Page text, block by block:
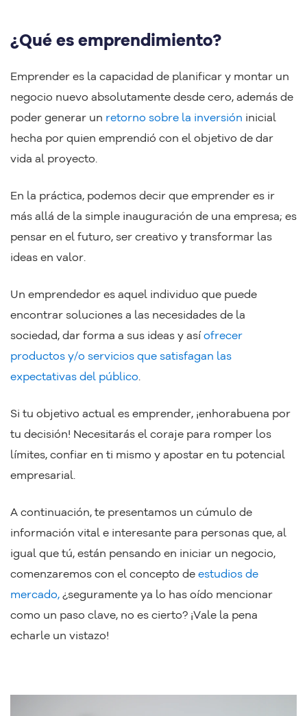
¿Qué es emprendimiento?
Emprender es la capacidad de planificar y montar un
negocio nuevo absolutamente desde cero, además de
poder generar un retorno sobre la inversión inicial
hecha por quien emprendió con el objetivo de dar
vida al proyecto.
En la práctica, podemos decir que emprender es ir
más allá de la simple inauguración de una empresa; es
pensar en el futuro, ser creativo y transformar las
ideas en valor.
Un emprendedor es aquel individuo que puede
encontrar soluciones a las necesidades de la
sociedad, dar forma a sus ideas y asíofrecer
productos y/o servicios que satisfagan las
expectativas del público.
Si tu objetivo actual es emprender, ¡enhorabuena por
tu decisión! Necesitarás el coraje para romper los
límites, confiar en ti mismo y apostar en tu potencial
empresarial.
A continuación, te presentamos un cúmulo de
información vital e interesante para personas que, al
igual que tú, están pensando en iniciar un negocio,
comenzaremos con el concepto de estudios de
mercado, ¿seguramente ya lo has oído mencionar
como un paso clave, no es cierto? ¡Vale la pena
echarle un vistazo!